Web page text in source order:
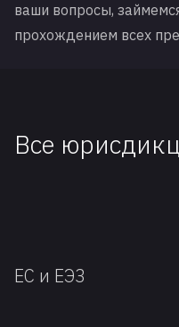
ваши вопросы,
прохождением всех
Все
ЕС и ЕЭЗ